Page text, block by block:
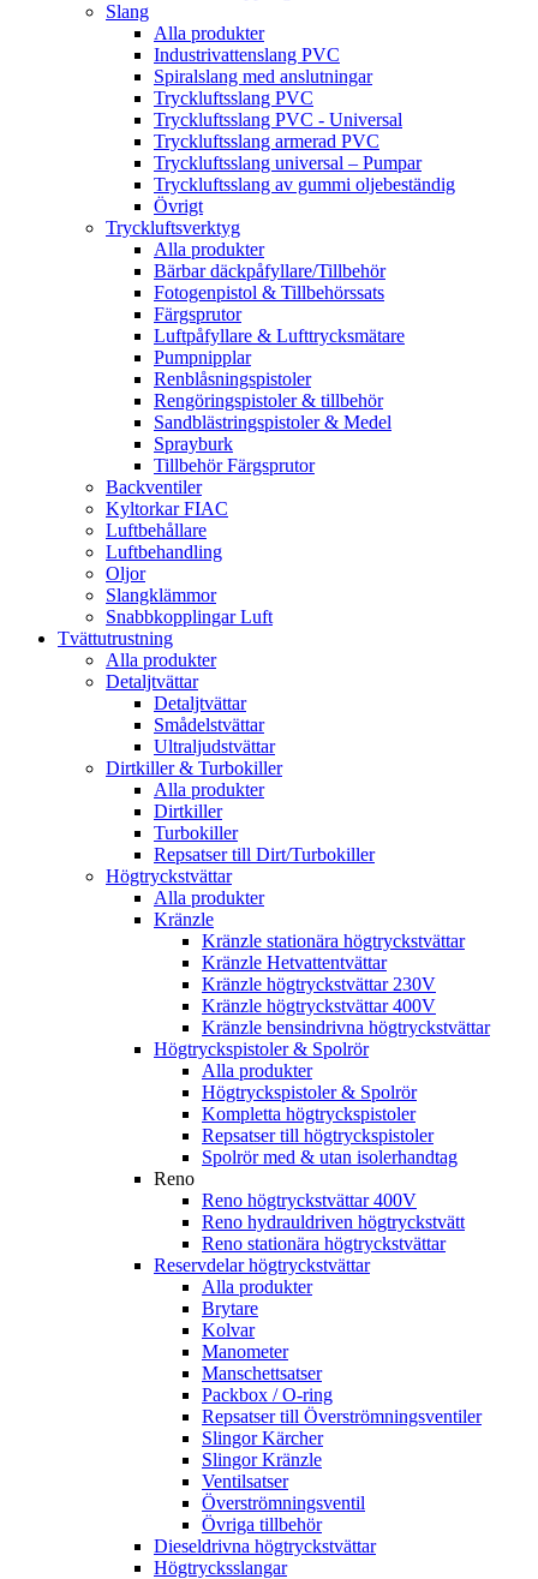
Slang
Alla produkter
Industrivattenslang PVC
Spiralslang med anslutningar
Tryckluftsslang PVC
Tryckluftsslang PVC - Universal
Tryckluftsslang armerad PVC
Tryckluftsslang universal – Pumpar
Tryckluftsslang av gummi oljebeständig
Övrigt
Tryckluftsverktyg
Alla produkter
Bärbar däckpåfyllare/Tillbehör
Fotogenpistol & Tillbehörssats
Färgsprutor
Luftpåfyllare & Lufttrycksmätare
Pumpnipplar
Renblåsningspistoler
Rengöringspistoler & tillbehör
Sandblästringspistoler & Medel
Sprayburk
Tillbehör Färgsprutor
Backventiler
Kyltorkar FIAC
Luftbehållare
Luftbehandling
Oljor
Slangklämmor
Snabbkopplingar Luft
Tvättutrustning
Alla produkter
Detaljtvättar
Detaljtvättar
Smådelstvättar
Ultraljudstvättar
Dirtkiller & Turbokiller
Alla produkter
Dirtkiller
Turbokiller
Repsatser till Dirt/Turbokiller
Högtryckstvättar
Alla produkter
Kränzle
Kränzle stationära högtryckstvättar
Kränzle Hetvattentvättar
Kränzle högtryckstvättar 230V
Kränzle högtryckstvättar 400V
Kränzle bensindrivna högtryckstvättar
Högtryckspistoler & Spolrör
Alla produkter
Högtryckspistoler & Spolrör
Kompletta högtryckspistoler
Repsatser till högtryckspistoler
Spolrör med & utan isolerhandtag
Reno
Reno högtryckstvättar 400V
Reno hydrauldriven högtryckstvätt
Reno stationära högtryckstvättar
Reservdelar högtryckstvättar
Alla produkter
Brytare
Kolvar
Manometer
Manschettsatser
Packbox / O-ring
Repsatser till Överströmningsventiler
Slingor Kärcher
Slingor Kränzle
Ventilsatser
Överströmningsventil
Övriga tillbehör
Dieseldrivna högtryckstvättar
Högtrycksslangar